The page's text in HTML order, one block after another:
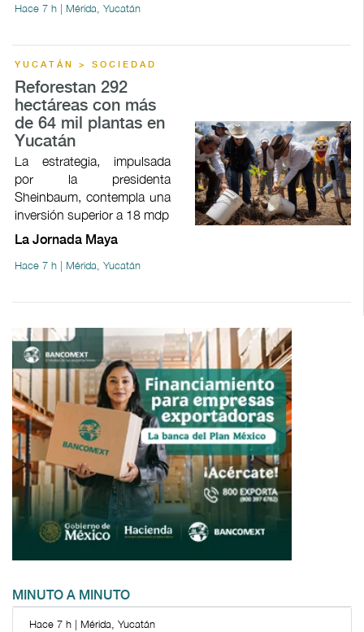
Hace 7 h | Mérida, Yucatán
YUCATÁN > SOCIEDAD
Reforestan 292
hectáreas con más
de 64 mil plantas en
Yucatán
La estrategia, impulsada
por la presidenta
Sheinbaum, contempla una
inversión superior a 18 mdp
La Jornada Maya
Hace 7 h | Mérida, Yucatán
MINUTO A MINUTO
Hace 7 h | Mérida, Yucatán